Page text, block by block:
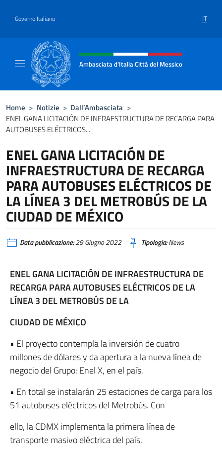
Governo Italiano IT
Intestazione sito, social e menù
Ambasciata d'Italia Città del Messico
Home > Notizie > Dall’Ambasciata >
ENEL GANA LICITACIÓN DE INFRAESTRUCTURA DE RECARGA PARA
AUTOBUSES ELÉCTRICOS...
ENEL GANA LICITACIÓN DE
INFRAESTRUCTURA DE RECARGA
PARA AUTOBUSES ELÉCTRICOS DE
LA LÍNEA 3 DEL METROBÚS DE LA
CIUDAD DE MÉXICO
Data pubblicazione:29 Giugno 2022 Tipologia:News
ENEL GANA LICITACIÓN DE INFRAESTRUCTURA DE
RECARGA PARA AUTOBUSES ELÉCTRICOS DE LA
LÍNEA 3 DEL METROBÚS DE LA
CIUDAD DE MÉXICO
• El proyecto contempla la inversión de cuatro
millones de dólares y da apertura a la nueva línea de
negocio del Grupo: Enel X, en el país.
• En total se instalarán 25 estaciones de carga para los
51 autobuses eléctricos del Metrobús. Con
ello, la CDMX implementa la primera línea de
transporte masivo eléctrica del país.